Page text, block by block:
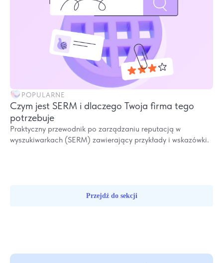
POPULARNE
Czym jest SERM i dlaczego Twoja firma tego
potrzebuje
Praktyczny przewodnik po zarządzaniu reputacją w
wyszukiwarkach (SERM) zawierający przykłady i wskazówki.
Przejdź do sekcji